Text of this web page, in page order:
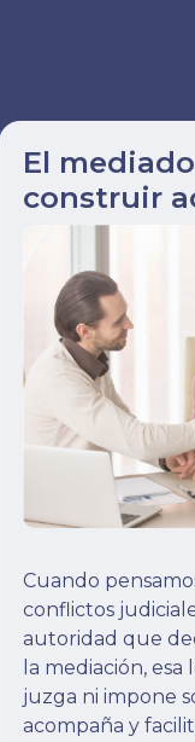
El
construir
Cuando
conflictos
autoridad que
la mediación,
juzga ni impone
acompaña y